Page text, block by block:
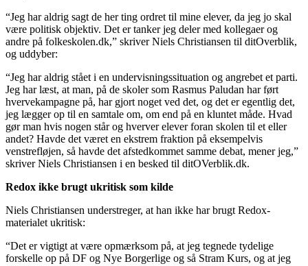
“Jeg har aldrig sagt de her ting ordret til mine elever, da jeg jo skal
være politisk objektiv. Det er tanker jeg deler med kollegaer og
andre på folkeskolen.dk,” skriver Niels Christiansen til ditOverblik,
og uddyber:
“Jeg har aldrig stået i en undervisningssituation og angrebet et parti.
Jeg har læst, at man, på de skoler som Rasmus Paludan har ført
hvervekampagne på, har gjort noget ved det, og det er egentlig det,
jeg lægger op til en samtale om, om end på en kluntet måde. Hvad
gør man hvis nogen står og hverver elever foran skolen til et eller
andet? Havde det været en ekstrem fraktion på eksempelvis
venstrefløjen, så havde det afstedkommet samme debat, mener jeg,”
skriver Niels Christiansen i en besked til ditOVerblik.dk.
Redox ikke brugt ukritisk som kilde
Niels Christiansen understreger, at han ikke har brugt Redox-
materialet ukritisk:
“Det er vigtigt at være opmærksom på, at jeg tegnede tydelige
forskelle op på DF og Nye Borgerlige og så Stram Kurs, og at jeg